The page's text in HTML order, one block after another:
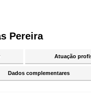
Pereira
Atuação
Dados complementares